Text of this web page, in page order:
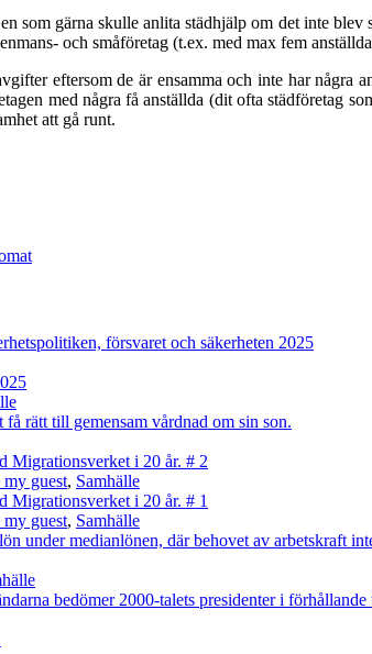
som gärna skulle anlita städhjälp om det inte
och småföretag (t.ex. med max fem
eftersom de är ensamma och inte har
med några få anställda (dit ofta städföretag
att gå runt.
försvaret och säkerheten 2025
rätt till gemensam vårdnad om sin son.
Migrationsverket i 20 år. # 2
my guest, Samhälle
Migrationsverket i 20 år. # 1
my guest, Samhälle
under medianlönen, där behovet av arbetskraft
bedömer 2000-talets presidenter i